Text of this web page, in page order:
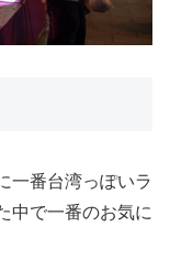
一番台湾っぽいラ
中で一番のお気に